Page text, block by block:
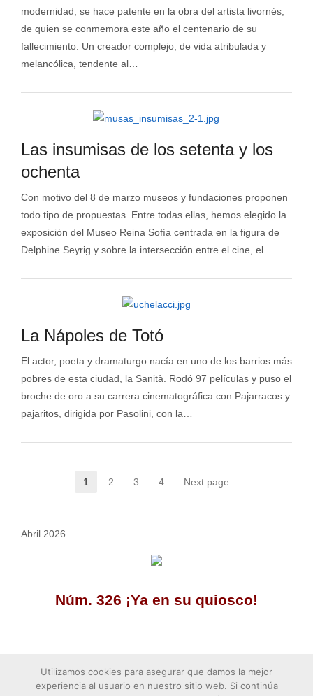
modernidad, se hace patente en la obra del artista livornés,
de quien se conmemora este año el centenario de su
fallecimiento. Un creador complejo, de vida atribulada y
melancólica, tendente al…
Las insumisas de los setenta y los
ochenta
Con motivo del 8 de marzo museos y fundaciones proponen
todo tipo de propuestas. Entre todas ellas, hemos elegido la
exposición del Museo Reina Sofía centrada en la figura de
Delphine Seyrig y sobre la intersección entre el cine, el…
La Nápoles de Totó
El actor, poeta y dramaturgo nacía en uno de los barrios más
pobres de esta ciudad, la Sanità. Rodó 97 películas y puso el
broche de oro a su carrera cinematográfica con Pajarracos y
pajaritos, dirigida por Pasolini, con la…
1 2 3 4 Next page
Abril 2026
Núm. 326 ¡Ya en su quiosco!
Utilizamos cookies para asegurar que damos la mejor
experiencia al usuario en nuestro sitio web. Si continúa